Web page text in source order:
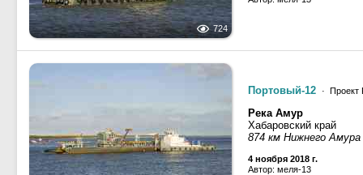
724
Портовый-12 ·
Река Амур
Хабаровский край
874 км Нижнего Амура
4 ноября 2018 г.
Автор: меля-13